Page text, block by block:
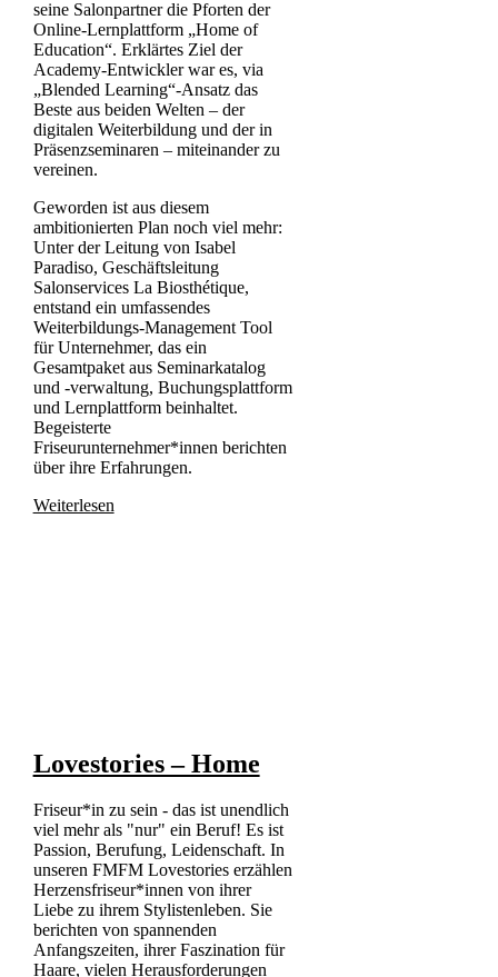
seine Salonpartner die Pforten der
Online-Lernplattform „Home of
Education“. Erklärtes Ziel der
Academy-Entwickler war es, via
„Blended Learning“-Ansatz das
Beste aus beiden Welten – der
digitalen Weiterbildung und der in
Präsenzseminaren – miteinander zu
vereinen.
Geworden ist aus diesem
ambitionierten Plan noch viel mehr:
Unter der Leitung von Isabel
Paradiso, Geschäftsleitung
Salonservices La Biosthétique,
entstand ein umfassendes
Weiterbildungs-Management Tool
für Unternehmer, das ein
Gesamtpaket aus Seminarkatalog
und -verwaltung, Buchungsplattform
und Lernplattform beinhaltet.
Begeisterte
Friseurunternehmer*innen berichten
über ihre Erfahrungen.
Weiterlesen
Lovestories – Home
Friseur*in zu sein - das ist unendlich
viel mehr als "nur" ein Beruf! Es ist
Passion, Berufung, Leidenschaft. In
unseren FMFM Lovestories erzählen
Herzensfriseur*innen von ihrer
Liebe zu ihrem Stylistenleben. Sie
berichten von spannenden
Anfangszeiten, ihrer Faszination für
Haare, vielen Herausforderungen